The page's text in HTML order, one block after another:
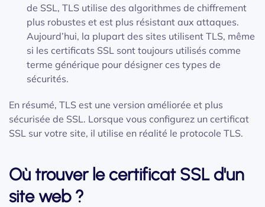
de SSL, TLS utilise des algorithmes de chiffrement
plus robustes et est plus résistant aux attaques.
Aujourd’hui, la plupart des sites utilisent TLS, même
si les certificats SSL sont toujours utilisés comme
terme générique pour désigner ces types de
sécurités.
En résumé, TLS est une version améliorée et plus
sécurisée de SSL. Lorsque vous configurez un certificat
SSL sur votre site, il utilise en réalité le protocole TLS.
Où trouver le certificat SSL d'un
site web ?